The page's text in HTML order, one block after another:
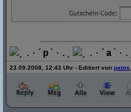
¸.·´ p `·.¸ ¸.·´ a
23.09.2008, 12:43 Uhr - Editiert von patos